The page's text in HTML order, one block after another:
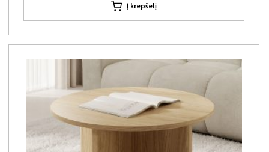
Į krepšelį